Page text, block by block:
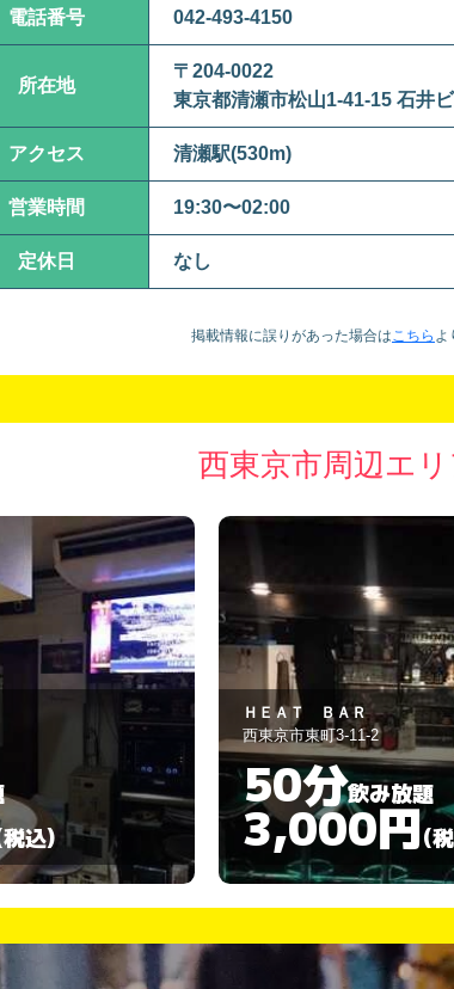
電話番号 042-493-4150
所在地
〒204-0022
東京都清瀬市松山1-41-15 石井
アクセス 清瀬駅(530m)
営業時間 19:30〜02:00
定休日 なし
掲載情報に誤りがあった場合はこちら よ
西東京市周辺エ
込)
First Love
清瀬市松山3-17-5
60分飲み放題
3,000円(